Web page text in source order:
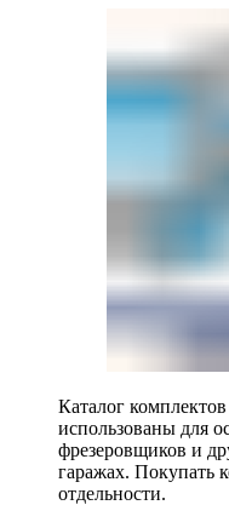
Каталог
использованы для
фрезеровщиков и
гаражах. Покупать
отдельности.